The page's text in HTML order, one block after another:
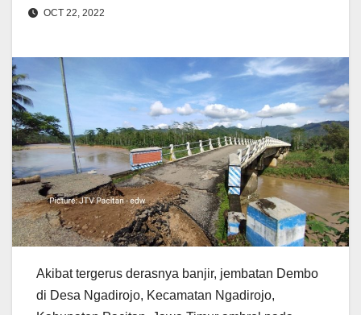
OCT 22, 2022
Akibat tergerus derasnya banjir, jembatan Dembo
di Desa Ngadirojo, Kecamatan Ngadirojo,